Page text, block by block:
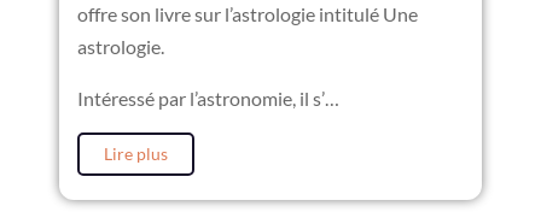
offre son livre sur l’astrologie intitulé Une
astrologie.
Intéressé par l’astronomie, il s’…
Lire plus